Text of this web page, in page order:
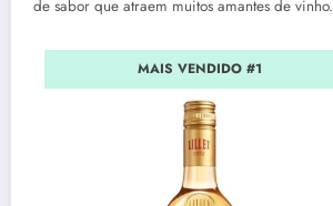
de sabor que atraem muitos amantes de vinho.
MAIS VENDIDO #1